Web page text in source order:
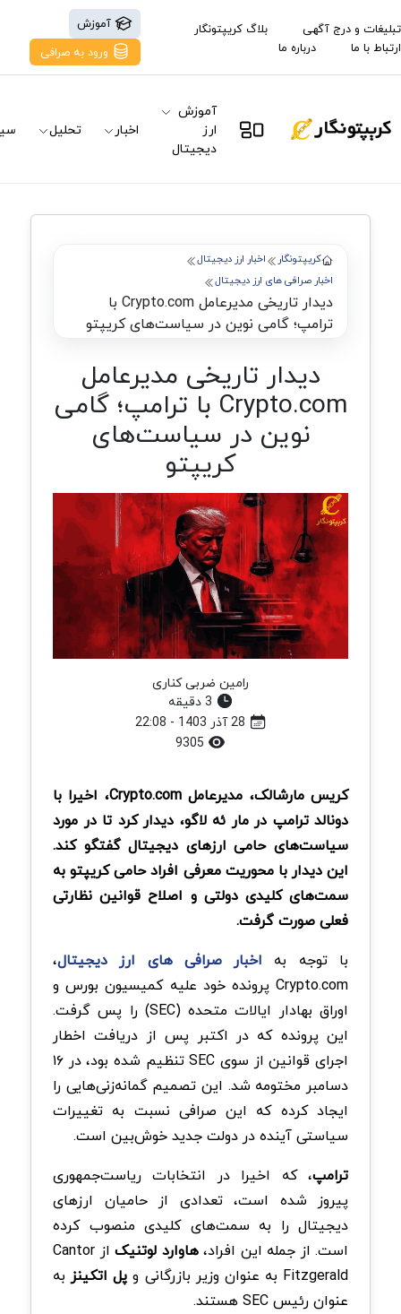
تبلیغات و درج آگهی
بلاگ کریپتونگار
ارتباط با ما
درباره ما
آموزش
ورود به صرافی
آموزش
ارز
دیجیتال
اخبار تحلیل
کریپتونگار
اخبار ارز دیجیتال
اخبار صرافی های ارز دیجیتال
دیدار تاریخی مدیرعامل Crypto.com با
ترامپ؛ گامی نوین در سیاست‌های کریپتو
دیدار تاریخی مدیرعامل
Crypto.com با ترامپ؛ گامی
نوین در سیاست‌های
کریپتو
رامین ضربی کناری
کریس مارشالک، مدیرعامل Crypto.com، اخیرا با
دونالد ترامپ در مار ئه لاگو، دیدار کرد تا در مورد
سیاست‌های حامی ارزهای دیجیتال گفتگو کند.
این دیدار با محوریت معرفی افراد حامی کریپتو به
سمت‌های کلیدی دولتی و اصلاح قوانین نظارتی
فعلی صورت گرفت.
با توجه به اخبار صرافی های ارز دیجیتال،
Crypto.com پرونده خود علیه کمیسیون بورس و
اوراق بهادار ایالات متحده (SEC) را پس گرفت.
این پرونده که در اکتبر پس از دریافت اخطار
اجرای قوانین از سوی SEC تنظیم شده بود، در ۱۶
دسامبر مختومه شد. این تصمیم گمانه‌زنی‌هایی را
ایجاد کرده که این صرافی نسبت به تغییرات
سیاستی آینده در دولت جدید خوش‌بین است.
ترامپ، که اخیرا در انتخابات ریاست‌جمهوری
پیروز شده است، تعدادی از حامیان ارزهای
دیجیتال را به سمت‌های کلیدی منصوب کرده
است. از جمله این افراد،هاوارد لوتنیک
از Cantor
Fitzgerald به عنوان وزیر بازرگانی و
پل اتکینز به
عنوان رئیس SEC هستند.